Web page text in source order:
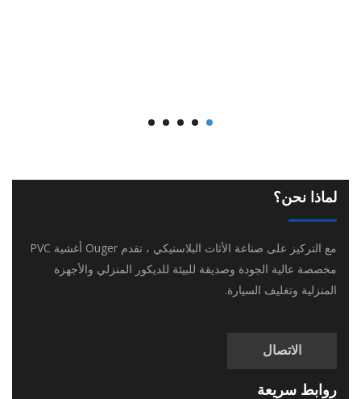
لماذا نحن؟
مع التركيز على صناعة الأثاث البلاستيكي ، تقدم Ouger أغشية PVC
مخصصة عالية الجودة وصديقة للبيئة للديكور المنزلي والأجهزة
المنزلية وتغليف السيارة.
الاتصال
روابط سريعة